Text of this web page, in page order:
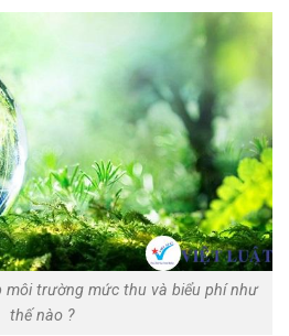
môi trường mức thu và biểu phí như
thế nào ?